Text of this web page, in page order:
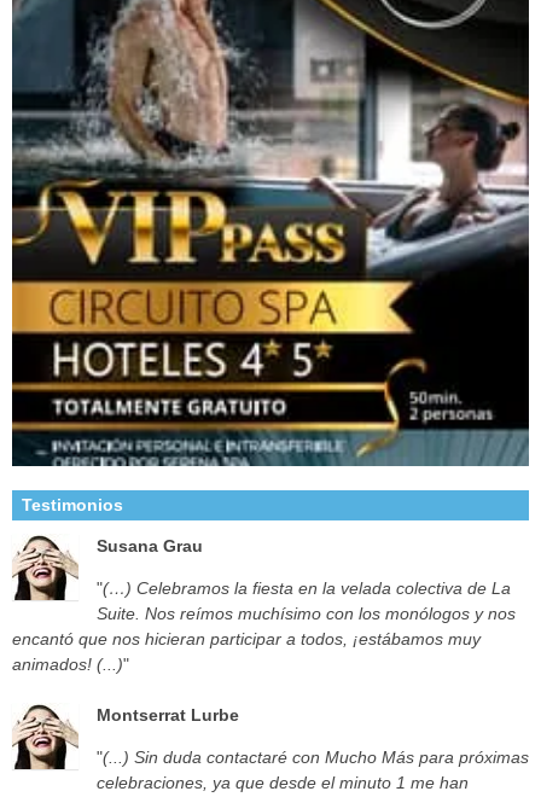
Testimonios
Susana Grau
"(…) Celebramos la fiesta en la velada colectiva de La
Suite. Nos reímos muchísimo con los monólogos y nos
encantó que nos hicieran participar a todos, ¡estábamos muy
animados! (...)"
Montserrat Lurbe
"(...) Sin duda contactaré con Mucho Más para próximas
celebraciones, ya que desde el minuto 1 me han